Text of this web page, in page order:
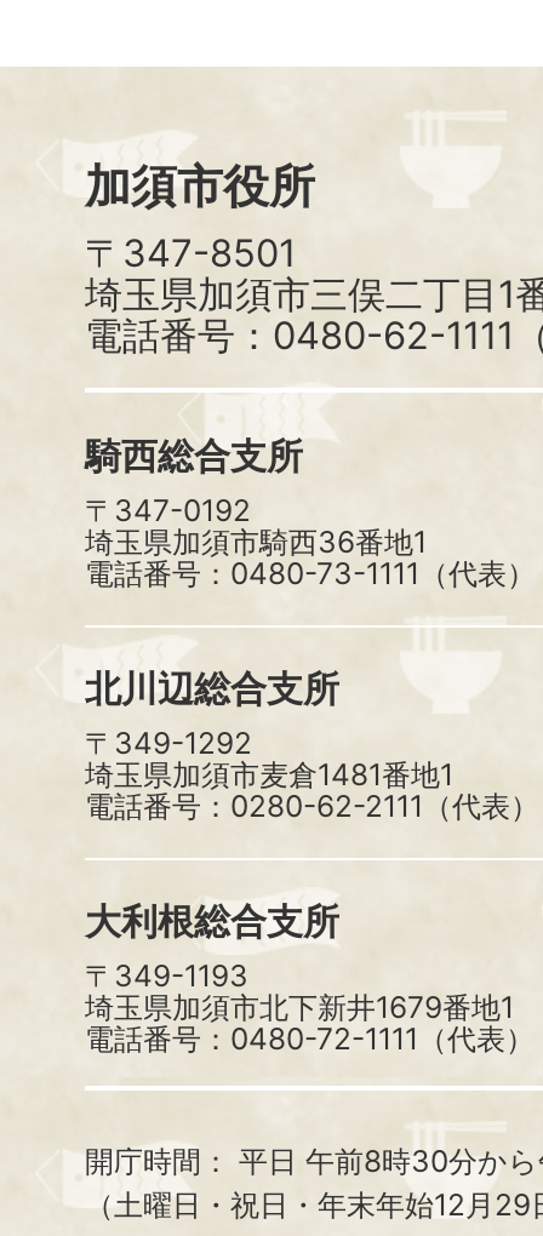
加須市役所
〒347-8501
埼玉県加須市三俣二丁目1
電話番号：0480-62-1111
騎西総合支所
〒347-0192
埼玉県加須市騎西36番地1
電話番号：0480-73-1111（代表）
北川辺総合支所
〒349-1292
埼玉県加須市麦倉1481番地1
電話番号：0280-62-2111（代表）
大利根総合支所
〒349-1193
埼玉県加須市北下新井1679番地1
電話番号：0480-72-1111（代表）
開庁時間： 平日 午前8時30分か
（土曜日・祝日・年末年始12月